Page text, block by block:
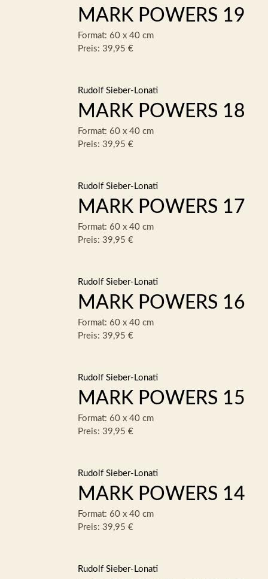
MARK POWERS 19
Format: 60 x 40 cm
Preis: 39,95 €
Rudolf Sieber-Lonati
MARK POWERS 18
Format: 60 x 40 cm
Preis: 39,95 €
Rudolf Sieber-Lonati
MARK POWERS 17
Format: 60 x 40 cm
Preis: 39,95 €
Rudolf Sieber-Lonati
MARK POWERS 16
Format: 60 x 40 cm
Preis: 39,95 €
Rudolf Sieber-Lonati
MARK POWERS 15
Format: 60 x 40 cm
Preis: 39,95 €
Rudolf Sieber-Lonati
MARK POWERS 14
Format: 60 x 40 cm
Preis: 39,95 €
Rudolf Sieber-Lonati